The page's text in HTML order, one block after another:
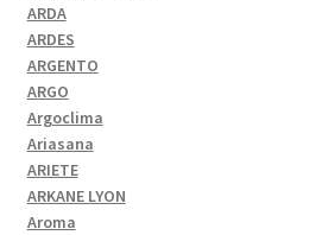
ARDA
ARDES
ARGENTO
ARGO
Argoclima
Ariasana
ARIETE
ARKANE LYON
Aroma